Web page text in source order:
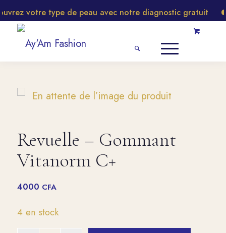
votre type de peau avec notre diagnostic gratuit
Revuelle – Gommant
Vitanorm C+
4000 CFA
4 en stock